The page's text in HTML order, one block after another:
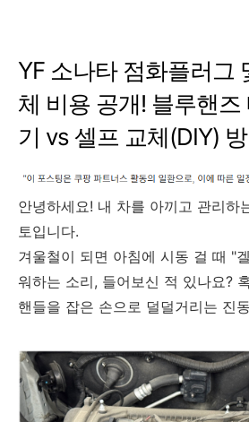
YF 소나타 점화플러그
체 비용 공개! 블루핸즈
기 vs 셀프 교체(DIY)
안녕하세요! 내 차를 아끼고 관리하
토입니다.
겨울철이 되면 아침에 시동 걸 때 "
워하는 소리, 들어보신 적 있나요?
핸들을 잡은 손으로 덜덜거리는 진